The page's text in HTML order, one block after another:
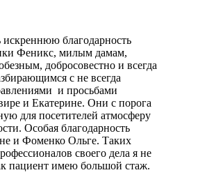
искреннюю благодарность
Феникс, милым дамам,
добросовестно и всегда
с не всегда
и просьбами
и Екатерине. Они с порога
для посетителей атмосферу
Особая благодарность
и Фоменко Ольге. Таких
своего дела я не
пациент имею большой стаж.